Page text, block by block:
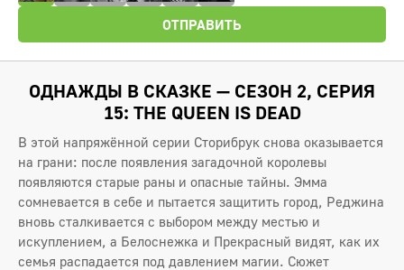
ОТПРАВИТЬ
ОДНАЖДЫ В СКАЗКЕ — СЕЗОН 2, СЕРИЯ
15: THE QUEEN IS DEAD
В этой напряжённой серии Сторибрук снова оказывается
на грани: после появления загадочной королевы
появляются старые раны и опасные тайны. Эмма
сомневается в себе и пытается защитить город, Реджина
вновь сталкивается с выбором между местью и
искуплением, а Белоснежка и Прекрасный видят, как их
семья распадается под давлением магии. Сюжет